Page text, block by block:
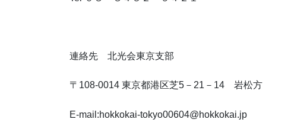
連絡先 北光会東京支部
〒108-0014 東京都港区芝5－21－14 岩松方
E-mail:hokkokai-tokyo00604@hokkokai.jp